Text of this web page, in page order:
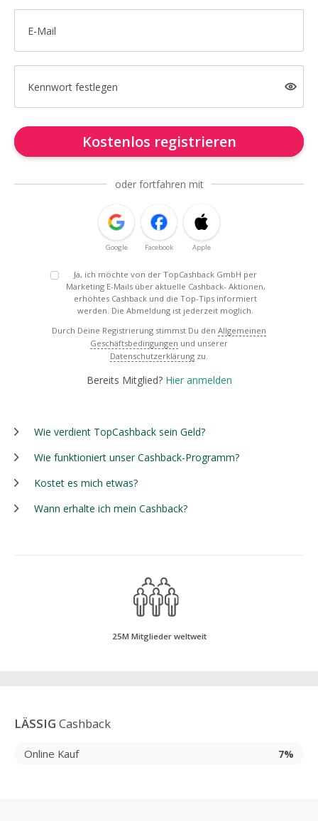
E-Mail
Kennwort festlegen
Kostenlos registrieren
oder fortfahren mit
Google Facebook Apple
Ja, ich möchte von der TopCashback GmbH per
Marketing E-Mails über aktuelle Cashback- Aktionen,
erhöhtes Cashback und die Top-Tips informiert
werden. Die Abmeldung ist jederzeit möglich.
Durch Deine Registrierung stimmst Du den Allgemeinen
Geschäftsbedingungen und unserer
Datenschutzerklärung zu.
Bereits Mitglied? Hier anmelden
Wie verdient TopCashback sein Geld?
Wie funktioniert unser Cashback-Programm?
Kostet es mich etwas?
Wann erhalte ich mein Cashback?
25M Mitglieder weltweit
LÄSSIG Cashback
Online Kauf 7%